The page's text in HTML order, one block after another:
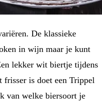
De klassieke
in wijn maar je kunt
lekker wit biertje tijdens
frisser is doet een Trippel
van welke biersoort je